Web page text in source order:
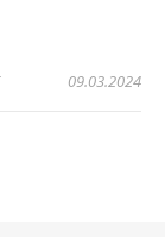
09.03.2024